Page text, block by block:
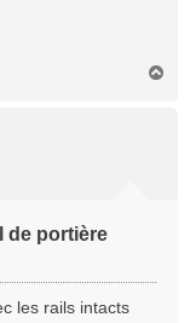
de portière
les rails intacts